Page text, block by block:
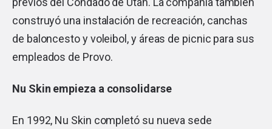
construyó una instalación de recreación, canchas
de baloncesto y voleibol, y áreas de picnic para sus
empleados de Provo.
Nu Skin empieza a consolidarse
En 1992, Nu Skin completó su nueva sede